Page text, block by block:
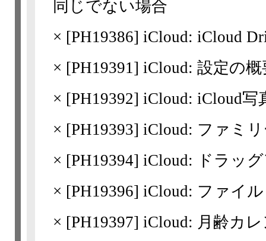
同じでない場合
× [PH19386] iCloud: iCloud
× [PH19391] iCloud: 設定の概
× [PH19392] iCloud: iCloud写
× [PH19393] iCloud: ファミ
× [PH19394] iCloud: ドラッ
× [PH19396] iCloud: ファイ
× [PH19397] iCloud: 月齢カ